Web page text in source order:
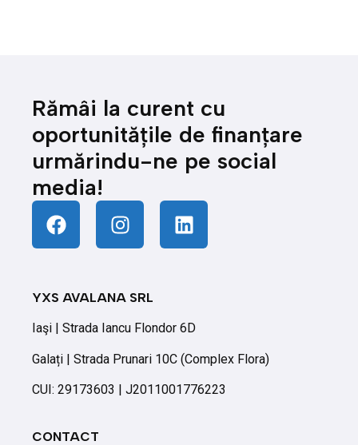
Rămâi la curent cu
oportunitățile de finanțare
urmărindu-ne pe social
media!
YXS AVALANA SRL
Iaşi | Strada Iancu Flondor 6D
Galați | Strada Prunari 10C (Complex Flora)
CUI: 29173603 | J2011001776223
CONTACT